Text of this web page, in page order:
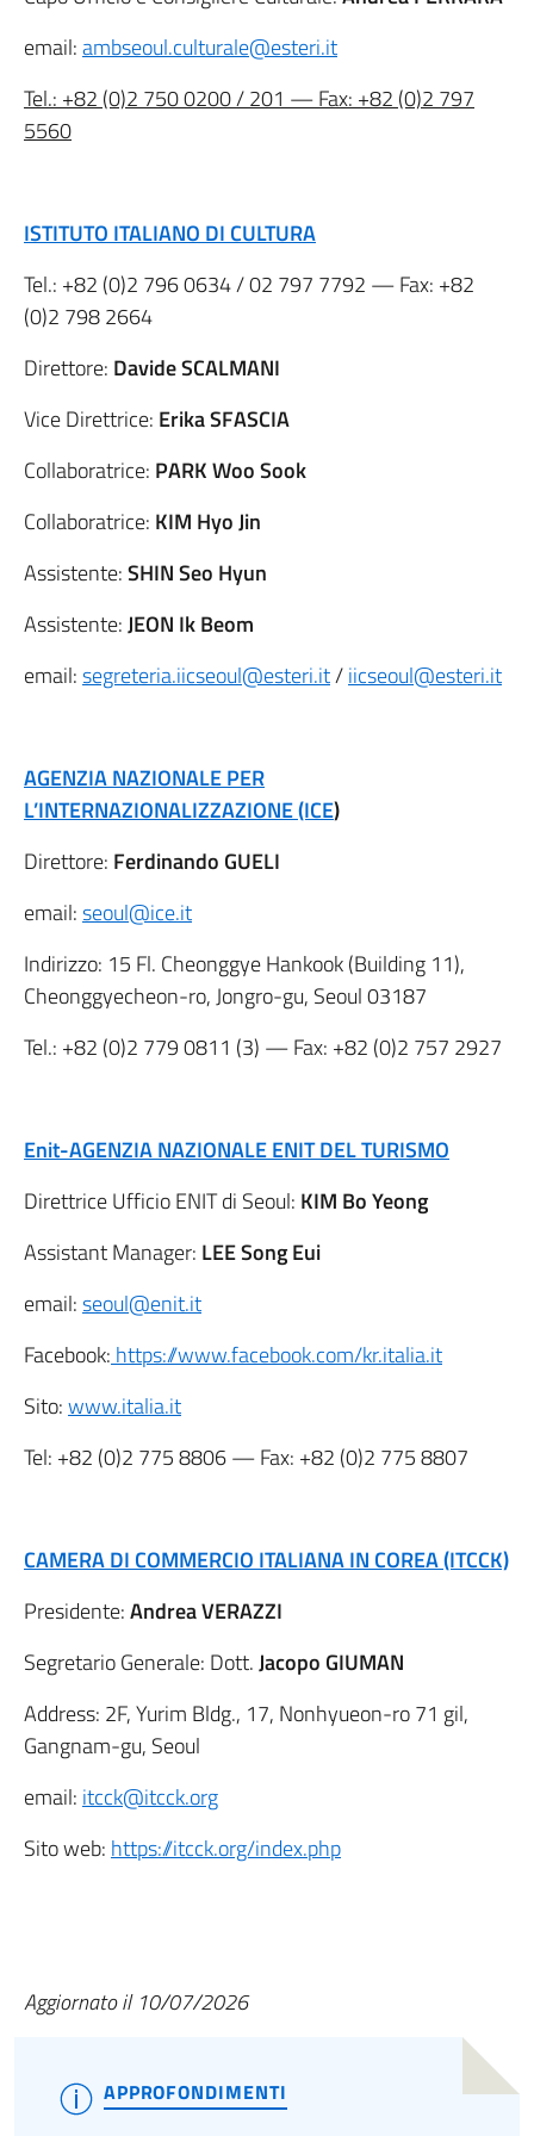
email:ambseoul.culturale@esteri.it
Tel.: +82 (0)2 750 0200/ 201 — Fax: +82 (0)2 797
5560
ISTITUTO ITALIANO DI CULTURA
Tel.: +82 (0)2 796 0634 / 02 797 7792 — Fax: +82
(0)2 798 2664
Direttore: Davide SCALMANI
Vice Direttrice: Erika SFASCIA
Collaboratrice: PARK Woo Sook
Collaboratrice: KIM Hyo Jin
Assistente:SHIN Seo Hyun
Assistente:JEON Ik Beom
email:segreteria.iicseoul@esteri.it/iicseoul@esteri.it
AGENZIA NAZIONALE PER
L’INTERNAZIONALIZZAZIONE (ICE)
Direttore: Ferdinando GUELI
email:seoul@ice.it
Indirizzo: 15 Fl. Cheonggye Hankook (Building 11),
Cheonggyecheon-ro, Jongro-gu, Seoul 03187
Tel.: +82 (0)2 779 0811 (3) — Fax: +82 (0)2 757 2927
Enit-AGENZIA NAZIONALE ENIT DEL TURISMO
Direttrice Ufficio ENIT di Seoul: KIM Bo Yeong
Assistant Manager: LEE Song Eui
email:seoul@enit.it
Facebook: https://www.facebook.com/kr.italia.it
Sito:www.italia.it
Tel: +82 (0)2 775 8806 — Fax: +82 (0)2 775 8807
CAMERA DI COMMERCIO ITALIANA IN COREA (ITCCK)
Presidente:Andrea VERAZZI
Segretario Generale: Dott.Jacopo GIUMAN
Address: 2F, Yurim Bldg., 17, Nonhyueon-ro 71 gil,
Gangnam-gu, Seoul
email: itcck@itcck.org
Sito web: https://itcck.org/index.php
Aggiornato il 10/07/2026
APPROFONDIMENTI